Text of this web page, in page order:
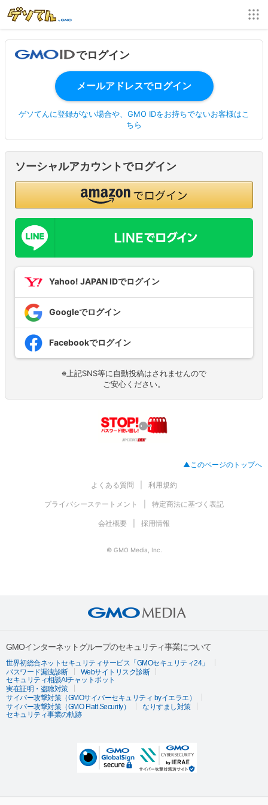
でログイン
ゲソてんに登録がない場合や、GMO IDをお持ちでないお客様はこ
ちら
ソーシャルアカウントでログイン
Yahoo! JAPAN IDでログイン
Googleでログイン
Facebookでログイン
※上記SNS等に自動投稿はされませんので
ご安心ください。
▲このページのトップへ
よくある質問 利用規約
プライバシーステートメント 特定商法に基づく表記
会社概要 採用情報
© GMO Media, Inc.
GMOインターネットグループのセキュリティ事業について
世界初総合ネットセキュリティサービス「GMOセキュリティ24」
パスワード漏洩診断
Webサイトリスク診断
セキュリティ相談AIチャットボット
実在証明・盗聴対策
サイバー攻撃対策（GMOサイバーセキュリティ byイエラエ）
サイバー攻撃対策（GMO Flatt Security）
なりすまし対策
セキュリティ事業の軌跡